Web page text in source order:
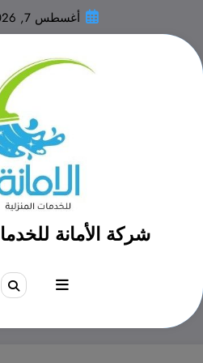
المحتوى
أغسطس 7, 2026
شركة الأمانة